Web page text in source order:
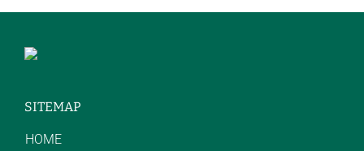
SITEMAP
HOME